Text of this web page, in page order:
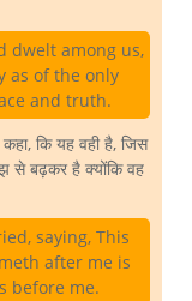
dwelt among us,
as of the only
and truth.
कि यह वही है, जिस
से बढ़कर है क्योंकि वह
saying, This
after me is
before me.